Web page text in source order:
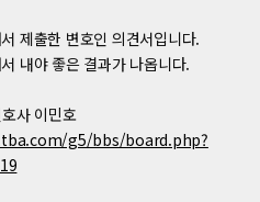
제출한 변호인 의견서입니다.
내야 좋은 결과가 나옵니다.
사 이민호
g5/bbs/board.php?